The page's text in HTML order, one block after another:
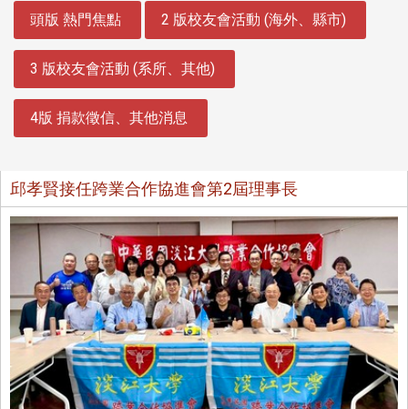
頭版 熱門焦點 2 版校友會活動 (海外、縣市)
3 版校友會活動 (系所、其他)
4版 捐款徵信、其他消息
邱孝賢接任跨業合作協進會第2屆理事長